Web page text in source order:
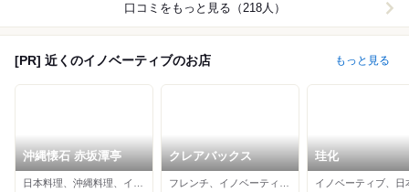
口コミをもっと見る（218人）
[PR] 近くのイノベーティブのお店 もっと見る
沖縄懐石 赤坂潭亭 クレアバックス 珪化